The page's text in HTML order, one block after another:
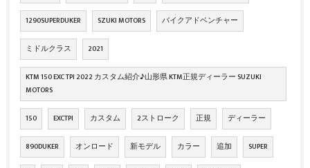
1290SUPERDUKER SZUKI MOTORS バイクアドベンチャー
ミドルクラス 2021
KTM 150 EXC TPI 2022 カスタム紹介♪山形県 KTM正規ディーラー SUZUKI
MOTORS
150 EXCTPI カスタム 2ストローク 正規 ディーラー
890DUKER オンロード 新モデル カラー 追加 SUPER